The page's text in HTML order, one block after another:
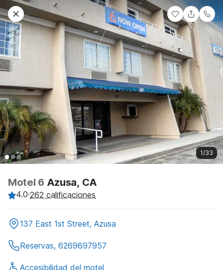
1/33
Motel 6 Azusa, CA
4.0·262 calificaciones
137 East 1st Street, Azusa
Reservas, 6269697957
Accesibilidad del motel